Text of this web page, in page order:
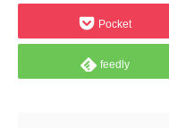
Pocket
feedly